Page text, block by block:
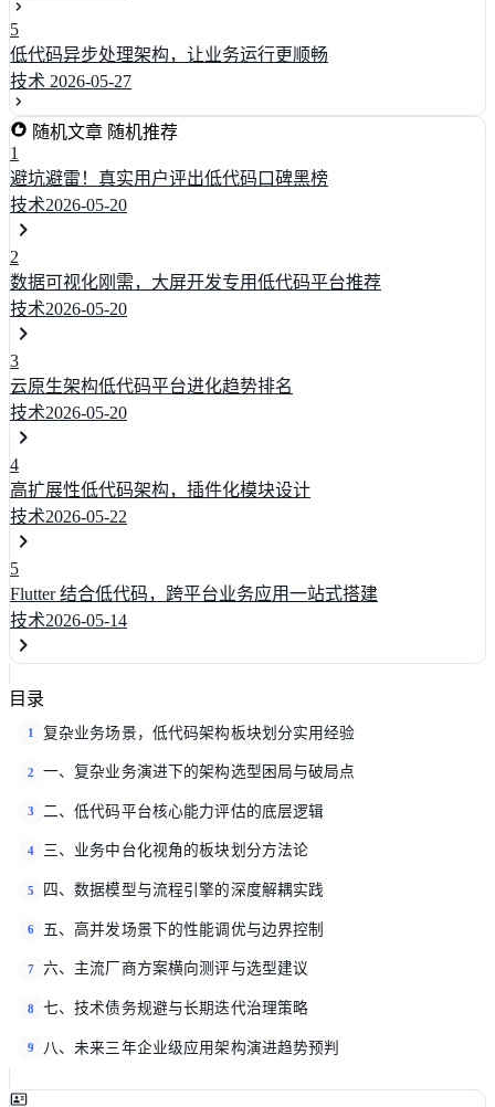
5
低代码异步处理架构，让业务运行更顺畅
技术 2026-05-27
随机文章 随机推荐
1
避坑避雷！真实用户评出低代码口碑黑榜
技术2026-05-20
2
数据可视化刚需，大屏开发专用低代码平台推荐
技术2026-05-20
3
云原生架构低代码平台进化趋势排名
技术2026-05-20
4
高扩展性低代码架构，插件化模块设计
技术2026-05-22
5
Flutter 结合低代码，跨平台业务应用一站式搭建
技术2026-05-14
目录
1 复杂业务场景，低代码架构板块划分实用经验
2 一、复杂业务演进下的架构选型困局与破局点
3 二、低代码平台核心能力评估的底层逻辑
4 三、业务中台化视角的板块划分方法论
5 四、数据模型与流程引擎的深度解耦实践
6 五、高并发场景下的性能调优与边界控制
7 六、主流厂商方案横向测评与选型建议
8 七、技术债务规避与长期迭代治理策略
9 八、未来三年企业级应用架构演进趋势预判